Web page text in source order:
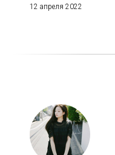
12 апреля 2022